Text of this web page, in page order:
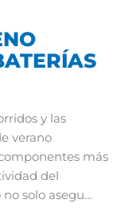
y las
verano
más
del
solo asegu…